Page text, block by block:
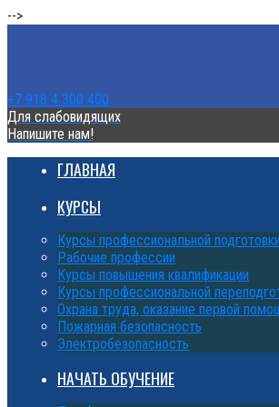
-->
+7 918 4 300 400
Для слабовидящих
Напишите нам!
ГЛАВНАЯ
КУРСЫ
Курсы профессиональной
Рабочие профессии
Курсы повышения квалификации
Курсы профессиональной
Охрана труда, оказание первой
Пожарная безопасность
Электробезопасность
НАЧАТЬ ОБУЧЕНИЕ